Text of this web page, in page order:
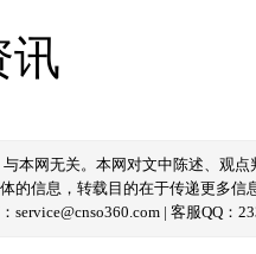
讯
与本网无关。本网对文中陈述、观
的信息，转载目的在于传递更多
| 客服QQ：